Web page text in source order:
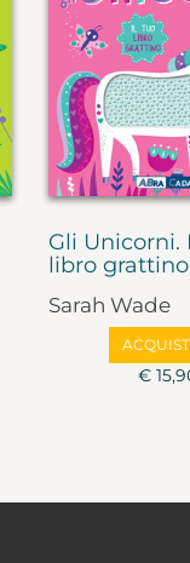
Gli Unicorni.
libro grattino
Sarah Wade
€